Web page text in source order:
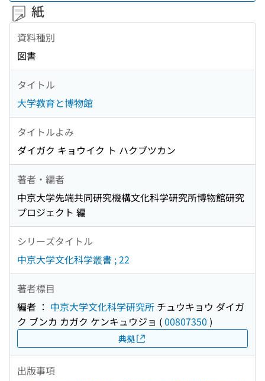
紙
資料種別
図書
タイトル
大学教育と博物館
タイトルよみ
ダイガク キョウイク ト ハクブツカン
著者・編者
中京大学先端共同研究機構文化科学研究所博物館研究
プロジェクト 編
シリーズタイトル
中京大学文化科学叢書 ; 22
著者標目
編者 ： 中京大学文化科学研究所 チュウキョウ ダイガ
ク ブンカ カガク ケンキュウジョ (00807350 )
典拠
出版事項